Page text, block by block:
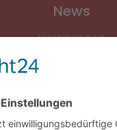
News
Vereinsnews
Gymnastik &
Tischtennis